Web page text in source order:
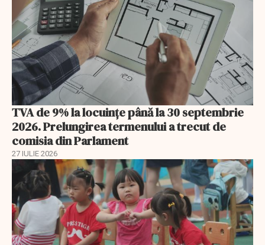
TVA de 9% la locuințe până la 30 septembrie
2026. Prelungirea termenului a trecut de
comisia din Parlament
27 IULIE 2026